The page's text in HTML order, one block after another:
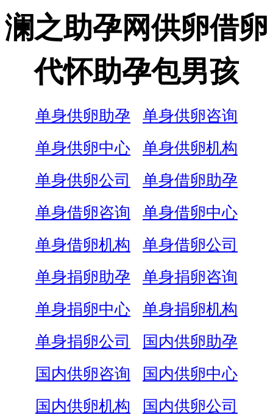
澜之助孕网供卵借卵
代怀助孕包男孩
单身供卵助孕
单身供卵咨询
单身供卵中心
单身供卵机构
单身供卵公司
单身借卵助孕
单身借卵咨询
单身借卵中心
单身借卵机构
单身借卵公司
单身捐卵助孕
单身捐卵咨询
单身捐卵中心
单身捐卵机构
单身捐卵公司
国内供卵助孕
国内供卵咨询
国内供卵中心
国内供卵机构
国内供卵公司